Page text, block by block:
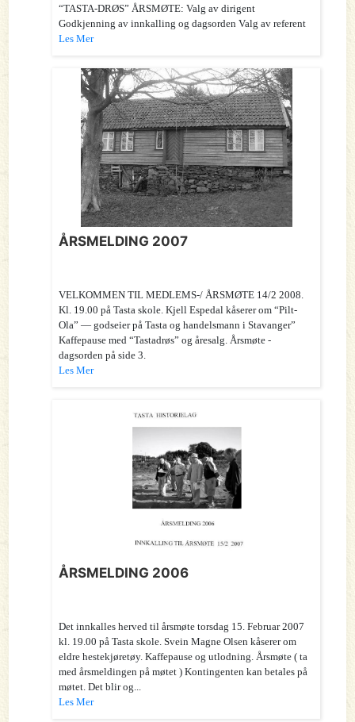
“TASTA-DRØS” ÅRSMØTE: Valg av dirigent
Godkjenning av innkalling og dagsorden Valg av referent
Les Mer
ÅRSMELDING 2007
VELKOMMEN TIL MEDLEMS-/ ÅRSMØTE 14/2 2008.
Kl. 19.00 på Tasta skole. Kjell Espedal kåserer om “Pilt-
Ola” — godseier på Tasta og handelsmann i Stavanger”
Kaffepause med “Tastadrøs” og åresalg. Årsmøte -
dagsorden på side 3.
Les Mer
ÅRSMELDING 2006
Det innkalles herved til årsmøte torsdag 15. Februar 2007
kl. 19.00 på Tasta skole. Svein Magne Olsen kåserer om
eldre hestekjøretøy. Kaffepause og utlodning. Årsmøte ( ta
med årsmeldingen på møtet ) Kontingenten kan betales på
møtet. Det blir og...
Les Mer